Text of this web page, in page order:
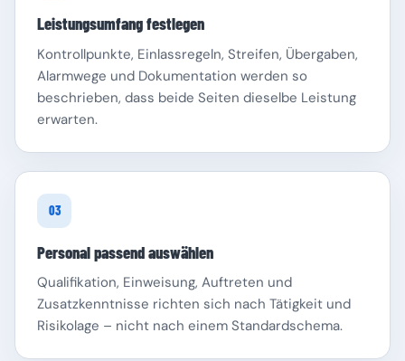
Leistungsumfang festlegen
Kontrollpunkte, Einlassregeln, Streifen, Übergaben,
Alarmwege und Dokumentation werden so
beschrieben, dass beide Seiten dieselbe Leistung
erwarten.
03
Personal passend auswählen
Qualifikation, Einweisung, Auftreten und
Zusatzkenntnisse richten sich nach Tätigkeit und
Risikolage – nicht nach einem Standardschema.